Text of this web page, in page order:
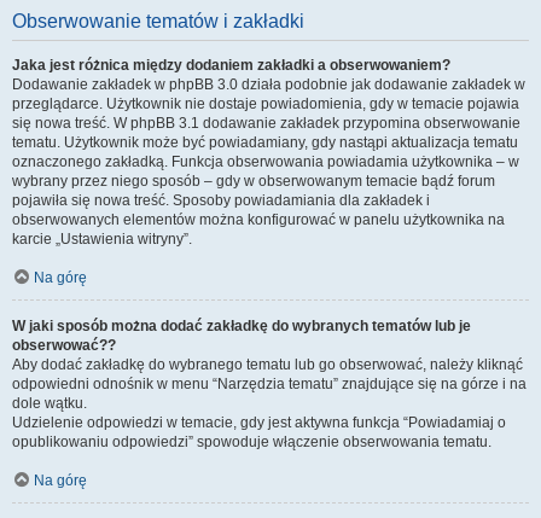
Obserwowanie tematów i zakładki
Jaka jest różnica między dodaniem zakładki a obserwowaniem?
Dodawanie zakładek w phpBB 3.0 działa podobnie jak dodawanie zakładek w
przeglądarce. Użytkownik nie dostaje powiadomienia, gdy w temacie pojawia
się nowa treść. W phpBB 3.1 dodawanie zakładek przypomina obserwowanie
tematu. Użytkownik może być powiadamiany, gdy nastąpi aktualizacja tematu
oznaczonego zakładką. Funkcja obserwowania powiadamia użytkownika – w
wybrany przez niego sposób – gdy w obserwowanym temacie bądź forum
pojawiła się nowa treść. Sposoby powiadamiania dla zakładek i
obserwowanych elementów można konfigurować w panelu użytkownika na
karcie „Ustawienia witryny”.
Na górę
W jaki sposób można dodać zakładkę do wybranych tematów lub je
obserwować??
Aby dodać zakładkę do wybranego tematu lub go obserwować, należy kliknąć
odpowiedni odnośnik w menu “Narzędzia tematu” znajdujące się na górze i na
dole wątku.
Udzielenie odpowiedzi w temacie, gdy jest aktywna funkcja “Powiadamiaj o
opublikowaniu odpowiedzi” spowoduje włączenie obserwowania tematu.
Na górę